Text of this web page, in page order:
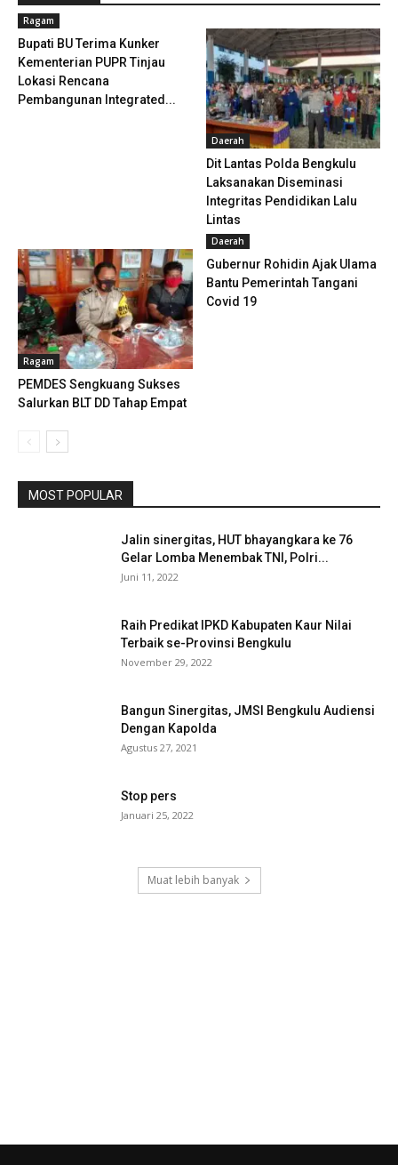
Ragam
Bupati BU Terima Kunker
Kementerian PUPR Tinjau
Lokasi Rencana
Pembangunan Integrated...
Daerah
Dit Lantas Polda Bengkulu
Laksanakan Diseminasi
Integritas Pendidikan Lalu
Lintas
Ragam
PEMDES Sengkuang Sukses
Salurkan BLT DD Tahap Empat
Daerah
Gubernur Rohidin Ajak Ulama
Bantu Pemerintah Tangani
Covid 19
MOST POPULAR
Jalin sinergitas, HUT bhayangkara ke 76
Gelar Lomba Menembak TNI, Polri...
Juni 11, 2022
Raih Predikat IPKD Kabupaten Kaur Nilai
Terbaik se-Provinsi Bengkulu
November 29, 2022
Bangun Sinergitas, JMSI Bengkulu Audiensi
Dengan Kapolda
Agustus 27, 2021
Stop pers
Januari 25, 2022
Muat lebih banyak